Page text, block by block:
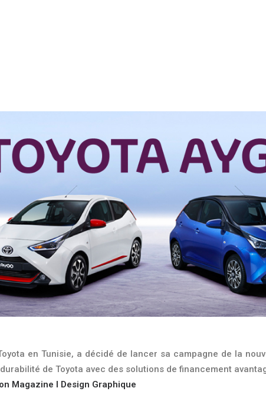
en Tunisie, a décidé de lancer sa campagne de la
de Toyota avec des solutions de financement
Magazine l Design Graphique